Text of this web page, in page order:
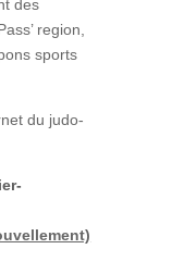
des
region,
sports
du judo-